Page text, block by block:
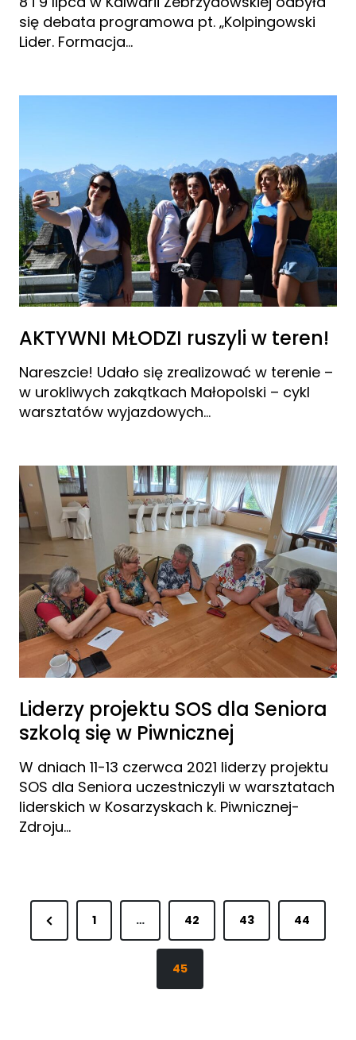
się debata programowa pt. „Kolpingowski
Lider. Formacja…
AKTYWNI MŁODZI ruszyli w teren!
Nareszcie! Udało się zrealizować w terenie –
w urokliwych zakątkach Małopolski – cykl
warsztatów wyjazdowych…
Liderzy projektu SOS dla Seniora
szkolą się w Piwnicznej
W dniach 11-13 czerwca 2021 liderzy projektu
SOS dla Seniora uczestniczyli w warsztatach
liderskich w Kosarzyskach k. Piwnicznej-
Zdroju…
P
r
1 … 42 43 44
45